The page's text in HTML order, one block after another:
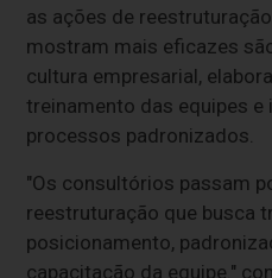
as ações de
mostram mais eficazes
cultura empresarial,
treinamento das equipes e
processos padronizados.
"Os consultórios passam
reestruturação que busca
posicionamento,
capacitação da equipe."